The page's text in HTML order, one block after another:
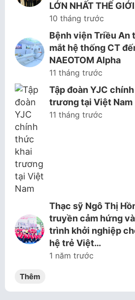
LỚN NHẤT THẾ GIỚI
10 tháng trước
Bệnh viện Triều An
mắt hệ thống CT
NAEOTOM Alpha
11 tháng trước
Tập đoàn YJC
trương tại Việt Nam
11 tháng trước
Thạc sỹ Ngô Thị
truyền cảm hứng
trình khởi nghiệp
hệ trẻ Việt…
1 năm trước
Thêm